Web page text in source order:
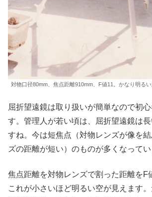
対物口径80mm、焦点距離910mm、F値11。かなり明るい
屈折望遠鏡は取り扱いが簡単なので初
す。管理人が若い頃は、屈折望遠鏡は
すね。今は短焦点（対物レンズが像を
ズの距離が短い）のものが多くなってい
焦点距離を対物レンズで割った距離をF
これが小さいほど明るい空が見えます